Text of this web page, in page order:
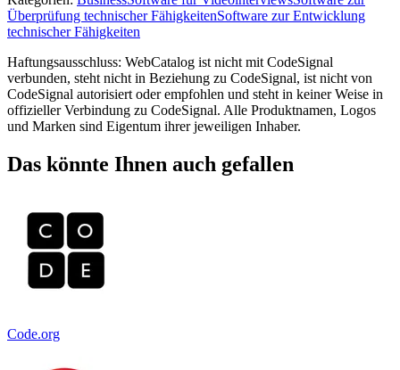
Überprüfung technischer FähigkeitenSoftware zur Entwicklung
technischer Fähigkeiten
Haftungsausschluss: WebCatalog ist nicht mit CodeSignal
verbunden, steht nicht in Beziehung zu CodeSignal, ist nicht von
CodeSignal autorisiert oder empfohlen und steht in keiner Weise in
offizieller Verbindung zu CodeSignal. Alle Produktnamen, Logos
und Marken sind Eigentum ihrer jeweiligen Inhaber.
Das könnte Ihnen auch gefallen
Code.org